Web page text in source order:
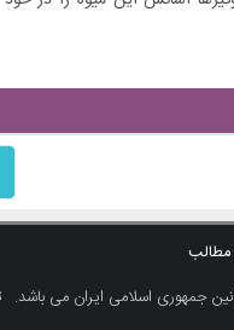
مطالب
جمهوری اسلامی ایران می باشد.